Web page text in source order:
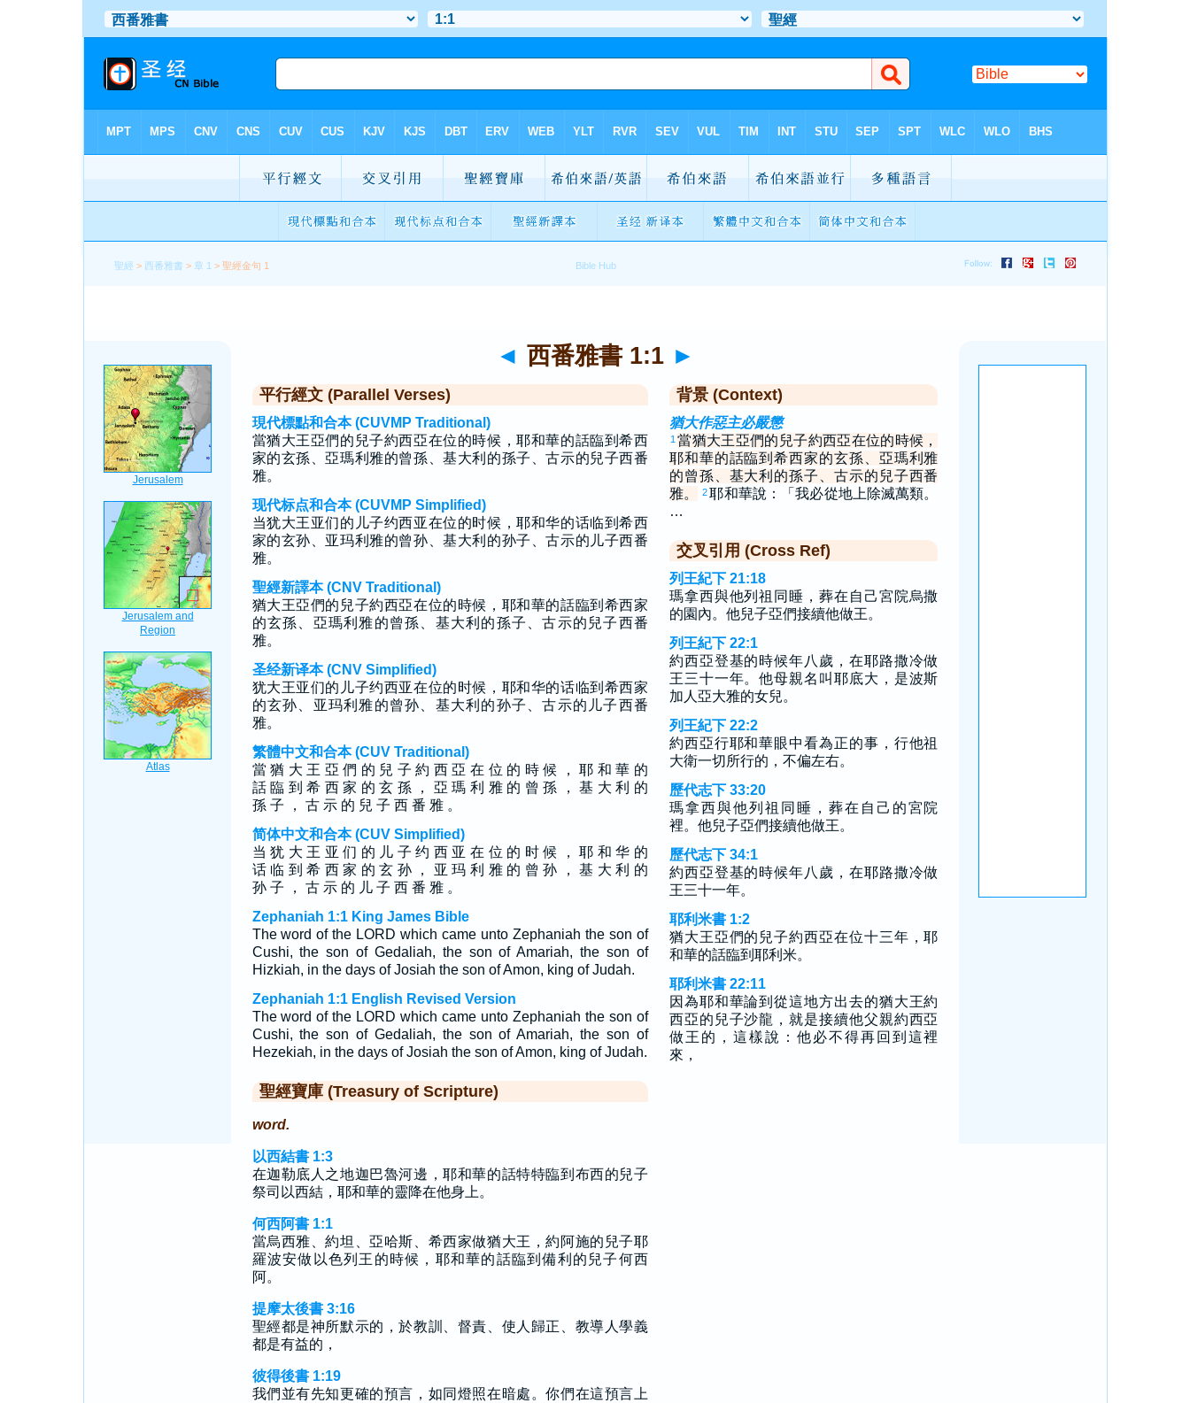
聖經 > 西番雅書 > 章 1 > 聖經金句 1
◄ 西番雅書 1:1 ►
平行經文 (Parallel Verses)
現代標點和合本 (CUVMP Traditional)
當猶大王亞們的兒子約西亞在位的時候，耶和華的話臨到希西
家的玄孫、亞瑪利雅的曾孫、基大利的孫子、古示的兒子西番
雅。
现代标点和合本 (CUVMP Simplified)
当犹大王亚们的儿子约西亚在位的时候，耶和华的话临到希西
家的玄孙、亚玛利雅的曾孙、基大利的孙子、古示的儿子西番
雅。
聖經新譯本 (CNV Traditional)
猶大王亞們的兒子約西亞在位的時候，耶和華的話臨到希西家
的玄孫、亞瑪利雅的曾孫、基大利的孫子、古示的兒子西番
雅。
圣经新译本 (CNV Simplified)
犹大王亚们的儿子约西亚在位的时候，耶和华的话临到希西家
的玄孙、亚玛利雅的曾孙、基大利的孙子、古示的儿子西番
雅。
繁體中文和合本 (CUV Traditional)
當 猶 大 王 亞 們 的 兒 子 約 西 亞 在 位 的 時 候 ， 耶 和 華 的
話 臨 到 希 西 家 的 玄 孫 ， 亞 瑪 利 雅 的 曾 孫 ， 基 大 利 的
孫 子 ， 古 示 的 兒 子 西 番 雅 。
简体中文和合本 (CUV Simplified)
当 犹 大 王 亚 们 的 儿 子 约 西 亚 在 位 的 时 候 ， 耶 和 华 的
话 临 到 希 西 家 的 玄 孙 ， 亚 玛 利 雅 的 曾 孙 ， 基 大 利 的
孙 子 ， 古 示 的 儿 子 西 番 雅 。
Zephaniah 1:1 King James Bible
The word of the LORD which came unto Zephaniah the son of
Cushi, the son of Gedaliah, the son of Amariah, the son of
Hizkiah, in the days of Josiah the son of Amon, king of Judah.
Zephaniah 1:1 English Revised Version
The word of the LORD which came unto Zephaniah the son of
Cushi, the son of Gedaliah, the son of Amariah, the son of
Hezekiah, in the days of Josiah the son of Amon, king of Judah.
聖經寶庫 (Treasury of Scripture)
word.
以西結書 1:3
在迦勒底人之地迦巴魯河邊，耶和華的話特特臨到布西的兒子
祭司以西結，耶和華的靈降在他身上。
何西阿書 1:1
當烏西雅、約坦、亞哈斯、希西家做猶大王，約阿施的兒子耶
羅波安做以色列王的時候，耶和華的話臨到備利的兒子何西
阿。
提摩太後書 3:16
聖經都是神所默示的，於教訓、督責、使人歸正、教導人學義
都是有益的，
彼得後書 1:19
我們並有先知更確的預言，如同燈照在暗處。你們在這預言上
背景 (Context)
猶大作惡主必嚴懲
1 當猶大王亞們的兒子約西亞在位的時候，
耶和華的話臨到希西家的玄孫、亞瑪利雅
的曾孫、基大利的孫子、古示的兒子西番
雅。
2耶和華說：「我必從地上除滅萬類。
…
交叉引用 (Cross Ref)
列王紀下 21:18
瑪拿西與他列祖同睡，葬在自己宮院烏撒
的園內。他兒子亞們接續他做王。
列王紀下 22:1
約西亞登基的時候年八歲，在耶路撒冷做
王三十一年。他母親名叫耶底大，是波斯
加人亞大雅的女兒。
列王紀下 22:2
約西亞行耶和華眼中看為正的事，行他祖
大衛一切所行的，不偏左右。
歷代志下 33:20
瑪拿西與他列祖同睡，葬在自己的宮院
裡。他兒子亞們接續他做王。
歷代志下 34:1
約西亞登基的時候年八歲，在耶路撒冷做
王三十一年。
耶利米書 1:2
猶大王亞們的兒子約西亞在位十三年，耶
和華的話臨到耶利米。
耶利米書 22:11
因為耶和華論到從這地方出去的猶大王約
西亞的兒子沙龍，就是接續他父親約西亞
做王的，這樣說：他必不得再回到這裡
來，